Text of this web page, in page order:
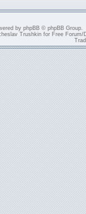
by phpBB © phpBB Group.
Trushkin for Free Forum/